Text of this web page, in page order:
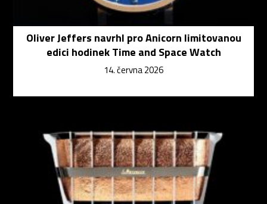
Oliver Jeffers navrhl pro Anicorn limitovanou
edici hodinek Time and Space Watch
14. června 2026